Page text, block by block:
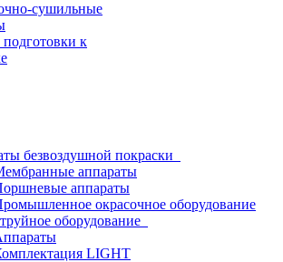
сушильные
к
безвоздушной покраски
аппараты
аппараты
окрасочное оборудование
оборудование
LIGHT